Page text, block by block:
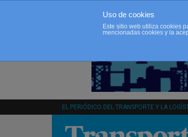
EL PERIÓDICO DEL TRANSPORTE Y LA
Uso de cookies
Este sitio web utiliza cookies
mencionadas cookies y la